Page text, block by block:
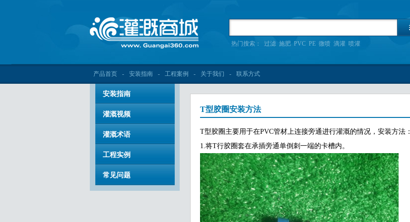
热门搜索： 过滤 施肥 PVC PE 微喷 滴灌 喷灌
产品首页 - 安装指南 - 工程案例 - 关于我们 - 联系方式
安装指南
灌溉视频
灌溉术语
工程实例
常见问题
T型胶圈安装方法
T型胶圈主要用于在PVC管材上连接旁通进行灌溉的情况，安装方法：
1.将T行胶圈套在承插旁通单倒刺一端的卡槽内。